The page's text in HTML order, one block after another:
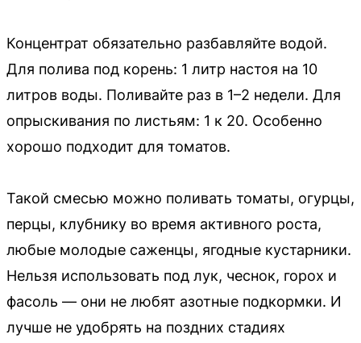
Концентрат обязательно разбавляйте водой.
Для полива под корень: 1 литр настоя на 10
литров воды. Поливайте раз в 1–2 недели. Для
опрыскивания по листьям: 1 к 20. Особенно
хорошо подходит для томатов.
Такой смесью можно поливать томаты, огурцы,
перцы, клубнику во время активного роста,
любые молодые саженцы, ягодные кустарники.
Нельзя использовать под лук, чеснок, горох и
фасоль — они не любят азотные подкормки. И
лучше не удобрять на поздних стадиях